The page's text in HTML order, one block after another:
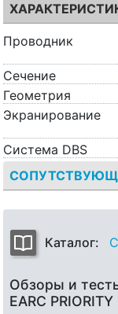
Проводник
Сечение
Геометрия
Экранирование
Система DBS
Каталог:
Обзоры и
EARC PRIORITY